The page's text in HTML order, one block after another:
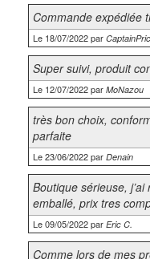
Commande expédiée
Le 18/07/2022 par
Super suivi, produit
Le 12/07/2022 par MoNazou
très bon choix,
parfaite
Le 23/06/2022 par Denain
Boutique sérieuse,
emballé, prix tres
Le 09/05/2022 par Eric C.
Comme lors de mes